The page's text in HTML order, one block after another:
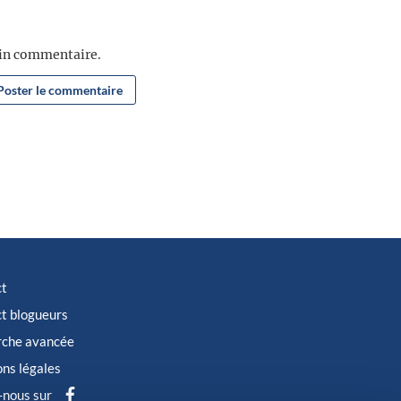
commentaire.
blogueurs
avancée
légales
sur